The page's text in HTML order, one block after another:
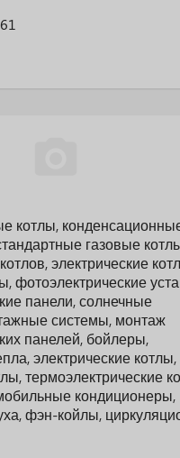
котлы,
газовые
электрические
фотоэлектрические
панели, солнечные
системы, монтаж
панелей, бойлеры,
электрические котлы,
термоэлектрические
кондиционеры,
фэн-койлы,